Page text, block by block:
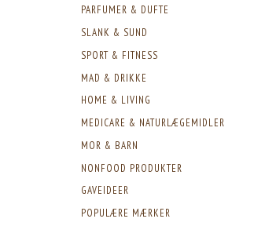
PARFUMER & DUFTE
SLANK & SUND
SPORT & FITNESS
MAD & DRIKKE
HOME & LIVING
MEDICARE & NATURLÆGEMIDLER
MOR & BARN
NONFOOD PRODUKTER
GAVEIDEER
POPULÆRE MÆRKER